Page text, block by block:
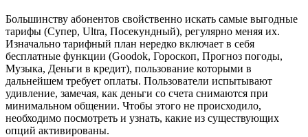
Большинству абонентов свойственно искать самые выгодные
тарифы (Супер, Ultra, Посекундный), регулярно меняя их.
Изначально тарифный план нередко включает в себя
бесплатные функции (Goodok, Гороскоп, Прогноз погоды,
Музыка, Деньги в кредит), пользование которыми в
дальнейшем требует оплаты. Пользователи испытывают
удивление, замечая, как деньги со счета снимаются при
минимальном общении. Чтобы этого не происходило,
необходимо посмотреть и узнать, какие из существующих
опций активированы.